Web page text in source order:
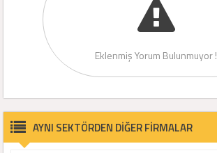
Eklenmiş Yorum Bulunmuyor !
AYNI SEKTÖRDEN DİĞER FİRMALAR